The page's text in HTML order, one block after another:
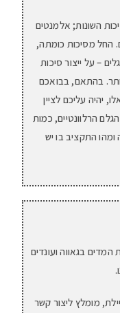
השונות; אלמנטים
החל מסיכות כומתה,
– על ייצור סיכות
בהתאם, בבואכם
יהיה עליכם לציין
הרלוונטיים, כמות
התקציב בו יש
בגאווה ועונדים
מומלץ ליצור קשר